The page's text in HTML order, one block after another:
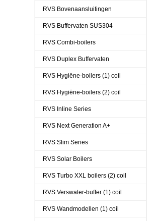
RVS Bovenaansluitingen
RVS Buffervaten SUS304
RVS Combi-boilers
RVS Duplex Buffervaten
RVS Hygiëne-boilers (1) coil
RVS Hygiëne-boilers (2) coil
RVS Inline Series
RVS Next Generation A+
RVS Slim Series
RVS Solar Boilers
RVS Turbo XXL boilers (2) coil
RVS Verswater-buffer (1) coil
RVS Wandmodellen (1) coil